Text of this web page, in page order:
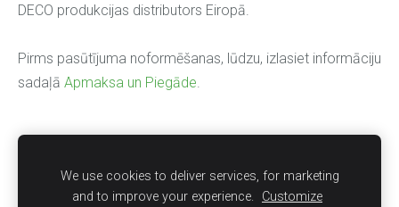
DECO produkcijas distributors Eiropā.
Pirms pasūtījuma noformēšanas, lūdzu, izlasiet informāciju
sadaļā Apmaksa un Piegāde
Apmaksa un Piegāde
Privātuma politika
We use cookies to deliver services, for marketing
and to improve your experience.
Customize